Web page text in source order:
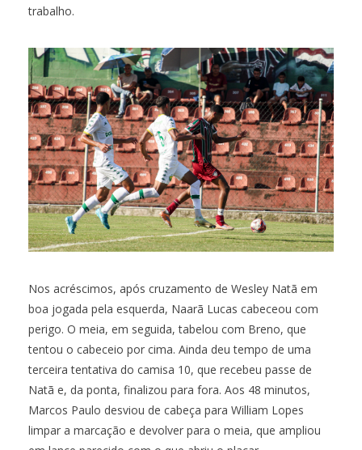
trabalho.
Nos acréscimos, após cruzamento de Wesley Natã em
boa jogada pela esquerda, Naarã Lucas cabeceou com
perigo. O meia, em seguida, tabelou com Breno, que
tentou o cabeceio por cima. Ainda deu tempo de uma
terceira tentativa do camisa 10, que recebeu passe de
Natã e, da ponta, finalizou para fora. Aos 48 minutos,
Marcos Paulo desviou de cabeça para William Lopes
limpar a marcação e devolver para o meia, que ampliou